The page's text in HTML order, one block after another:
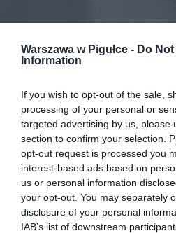
Warszawa w Pigułce - Do
Information
If you wish to opt-out of the sale,
processing of your personal or
targeted advertising by us, please
section to confirm your selection.
opt-out request is processed you
interest-based ads based on
us or personal information
your opt-out. You may separately
disclosure of your personal
IAB’s list of downstream